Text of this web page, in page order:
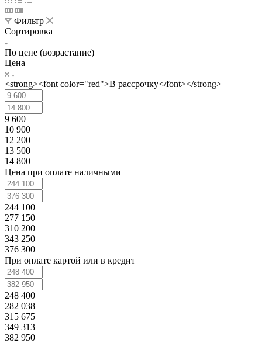
Фильтр
Сортировка
По цене (возрастание)
Цена
<strong><font color="red">В рассрочку</font></strong>
9 600
10 900
12 200
13 500
14 800
Цена при оплате наличными
244 100
277 150
310 200
343 250
376 300
При оплате картой или в кредит
248 400
282 038
315 675
349 313
382 950